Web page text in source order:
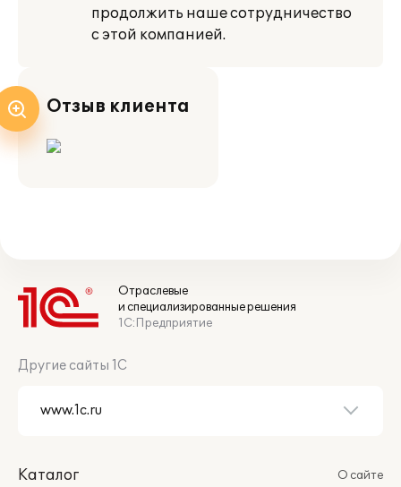
продолжить наше сотрудничество
с этой компанией.
Отзыв клиента
Отраслевые
и специализированные решения
1С:Предприятие
Другие сайты 1С
Каталог
О сайте